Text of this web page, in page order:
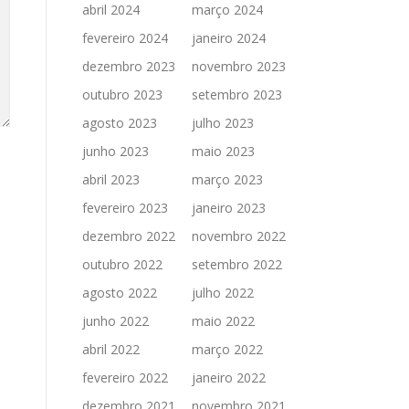
abril 2024
março 2024
fevereiro 2024
janeiro 2024
dezembro 2023
novembro 2023
outubro 2023
setembro 2023
agosto 2023
julho 2023
junho 2023
maio 2023
abril 2023
março 2023
fevereiro 2023
janeiro 2023
dezembro 2022
novembro 2022
outubro 2022
setembro 2022
agosto 2022
julho 2022
junho 2022
maio 2022
abril 2022
março 2022
fevereiro 2022
janeiro 2022